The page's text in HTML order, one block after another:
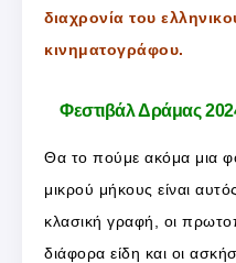
διαχρονία του
κινηματογράφου.
Φεστιβάλ Δράμας
Θα το πούμε ακόμα μια
μικρού μήκους είναι
κλασική γραφή, οι
διάφορα είδη και οι